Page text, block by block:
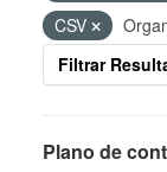
CSV
Filtrar
Plano de